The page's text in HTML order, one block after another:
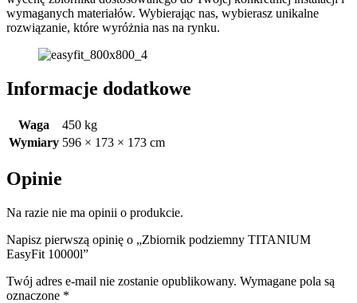
wymaganych materiałów. Wybierając nas, wybierasz unikalne
rozwiązanie, które wyróżnia nas na rynku.
Informacje dodatkowe
Waga
450 kg
Wymiary 596 × 173 × 173 cm
Opinie
Na razie nie ma opinii o produkcie.
Napisz pierwszą opinię o „Zbiornik podziemny TITANIUM
EasyFit 10000l”
Twój adres e-mail nie zostanie opublikowany. Wymagane pola są
oznaczone *